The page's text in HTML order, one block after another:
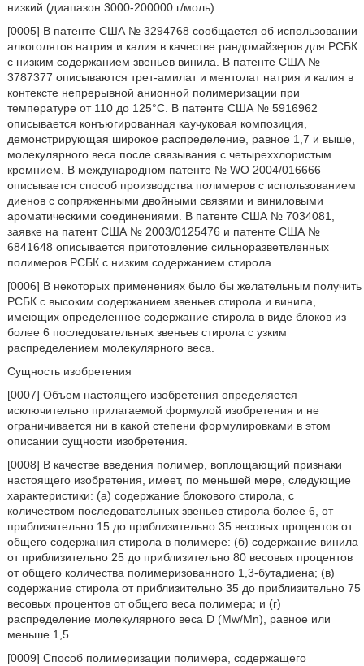
низкий (диапазон 3000-200000 г/моль).
[0005] В патенте США № 3294768 сообщается об использовании
алкоголятов натрия и калия в качестве рандомайзеров для РСБК
с низким содержанием звеньев винила. В патенте США №
3787377 описываются трет-амилат и ментолат натрия и калия в
контексте непрерывной анионной полимеризации при
температуре от 110 до 125°С. В патенте США № 5916962
описывается конъюгированная каучуковая композиция,
демонстрирующая широкое распределение, равное 1,7 и выше,
молекулярного веса после связывания с четыреххлористым
кремнием. В международном патенте № WO 2004/016666
описывается способ производства полимеров с использованием
диенов с сопряженными двойными связями и виниловыми
ароматическими соединениями. В патенте США № 7034081,
заявке на патент США № 2003/0125476 и патенте США №
6841648 описывается приготовление сильноразветвленных
полимеров РСБК с низким содержанием стирола.
[0006] В некоторых применениях было бы желательным получить
РСБК с высоким содержанием звеньев стирола и винила,
имеющих определенное содержание стирола в виде блоков из
более 6 последовательных звеньев стирола с узким
распределением молекулярного веса.
Сущность изобретения
[0007] Объем настоящего изобретения определяется
исключительно прилагаемой формулой изобретения и не
ограничивается ни в какой степени формулировками в этом
описании сущности изобретения.
[0008] В качестве введения полимер, воплощающий признаки
настоящего изобретения, имеет, по меньшей мере, следующие
характеристики: (а) содержание блокового стирола, с
количеством последовательных звеньев стирола более 6, от
приблизительно 15 до приблизительно 35 весовых процентов от
общего содержания стирола в полимере: (б) содержание винила
от приблизительно 25 до приблизительно 80 весовых процентов
от общего количества полимеризованного 1,3-бутадиена; (в)
содержание стирола от приблизительно 35 до приблизительно 75
весовых процентов от общего веса полимера; и (г)
распределение молекулярного веса D (Mw/Mn), равное или
меньше 1,5.
[0009] Способ полимеризации полимера, содержащего